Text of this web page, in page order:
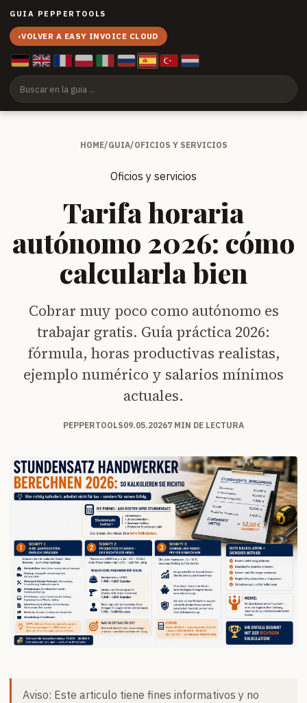
GUIA PEPPERTOOLS
‹VOLVER A EASY INVOICE CLOUD
HOME/GUIA/OFICIOS Y SERVICIOS
Oficios y servicios
Tarifa horaria
autónomo 2026: cómo
calcularla bien
Cobrar muy poco como autónomo es
trabajar gratis. Guía práctica 2026:
fórmula, horas productivas realistas,
ejemplo numérico y salarios mínimos
actuales.
PEPPERTOOLS09.05.20267 MIN DE LECTURA
Aviso: Este articulo tiene fines informativos y no